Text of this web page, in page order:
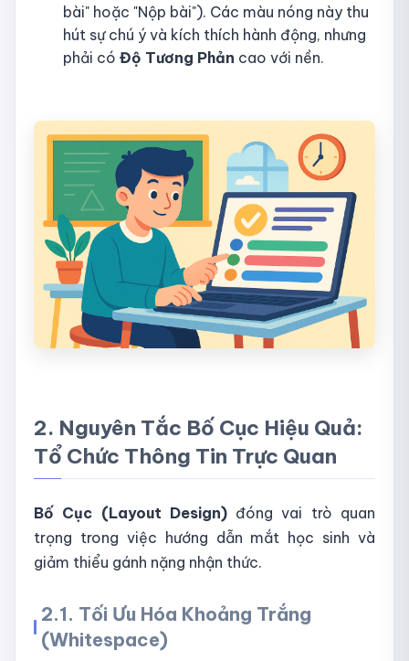
bài" hoặc "Nộp bài"). Các màu nóng này thu
hút sự chú ý và kích thích hành động, nhưng
phải có Độ Tương Phản cao với nền.
2. Nguyên Tắc Bố Cục Hiệu Quả:
Tổ Chức Thông Tin Trực Quan
Bố Cục (Layout Design)đóng vai trò quan
trọng trong việc hướng dẫn mắt học sinh và
giảm thiểu gánh nặng nhận thức.
2.1. Tối Ưu Hóa Khoảng Trắng
(Whitespace)